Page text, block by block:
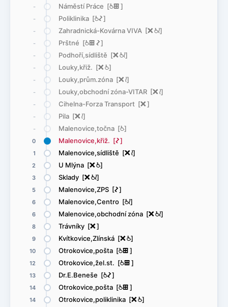
- Náměstí Práce [@æ]
- Poliklinika [@ó]
- Zahradnická-Kovárna VIVA [ë@<]
- Prštné [@æó]
- Podhoří,sídliště [ë@<]
- Louky,křiž. [ë@]
- Louky,prům.zóna [ë<]
- Louky,obchodní zóna-VITAR [ë<]
- Cihelna-Forza Transport [ë]
- Pila [ë<]
- Malenovice,točna [@]
0 Malenovice,křiž. [ó]
1 Malenovice,sídliště [ë<]
2 U Mlýna [ë@]
3 Sklady [ë@<]
5 Malenovice,ZPS [ó]
6 Malenovice,Centro [@<]
6 Malenovice,obchodní zóna [ë@<]
8 Trávníky [ë]
9 Kvítkovice,Zlínská [ë@]
10 Otrokovice,pošta [@æ]
12 Otrokovice,žel.st. [@æ]
13 Dr.E.Beneše [@ó]
14 Otrokovice,pošta [@æ]
14 Otrokovice,poliklinika [ë@]